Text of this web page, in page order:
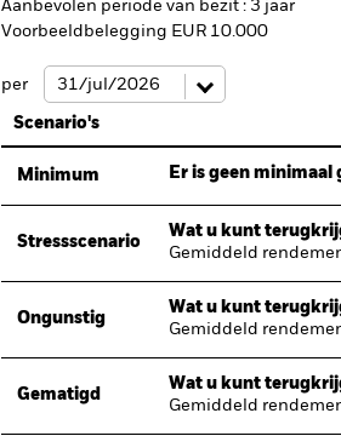
Aanbevolen periode van bezit : 3 jaar
Voorbeeldbelegging EUR 10.000
per
Scenario's
Minimum Er is geen
Stressscenario
Wat u kunt
Gemiddeld
Ongunstig
Wat u kunt
Gemiddeld
Gematigd
Wat u kunt
Gemiddeld